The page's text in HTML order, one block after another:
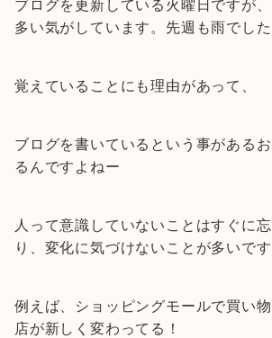
ブログを更新している火曜日ですが
多い気がしています。先週も雨でした
覚えていることにも理由があって、
ブログを書いているという事がある
るんですよねー
人って意識していないことはすぐに
り、変化に気づけないことが多いです
例えば、ショッピングモールで買い
店が新しく変わってる！